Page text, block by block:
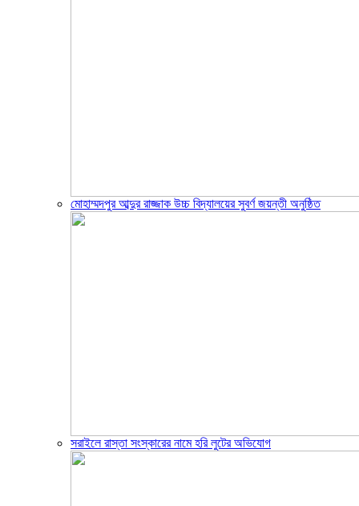
মোহাম্মদপুর আব্দুর রাজ্জাক উচ্চ বিদ্যালয়ের সুবর্ণ জয়ন্তী অনুষ্ঠিত
সরাইলে রাস্তা সংস্কারের নামে হরি লুটের অভিযোগ